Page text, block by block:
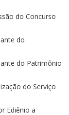
do Concurso
do
do Patrimônio
do Serviço
Ediênio a